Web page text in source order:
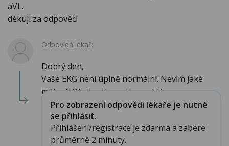
aVL.
děkuji za odpověď
Odpovídá lékař:
Dobrý den,
Vaše EKG není úplně normální. Nevím jaké
máte další choroby nebo problémy....
Pro zobrazení odpovědi lékaře je nutné
se přihlásit.
Přihlášení/registrace je zdarma a zabere
průměrně 2 minuty.